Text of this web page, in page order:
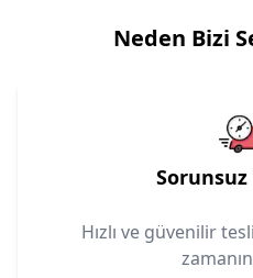
Neden Bizi
Hızlı ve güvenilir